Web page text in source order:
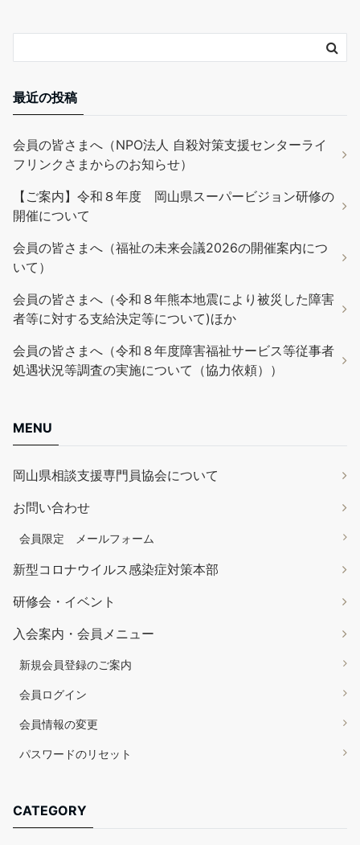
最近の投稿
会員の皆さまへ（NPO法人 自殺対策支援センターライ
フリンクさまからのお知らせ）
【ご案内】令和８年度 岡山県スーパービジョン研修の
開催について
会員の皆さまへ（福祉の未来会議2026の開催案内につ
いて）
会員の皆さまへ（令和８年熊本地震により被災した障害
者等に対する支給決定等について)ほか
会員の皆さまへ（令和８年度障害福祉サービス等従事者
処遇状況等調査の実施について（協力依頼））
MENU
岡山県相談支援専門員協会について
お問い合わせ
会員限定 メールフォーム
新型コロナウイルス感染症対策本部
研修会・イベント
入会案内・会員メニュー
新規会員登録のご案内
会員ログイン
会員情報の変更
パスワードのリセット
CATEGORY